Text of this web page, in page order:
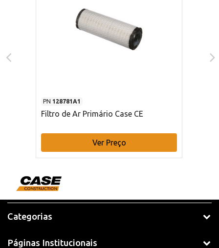
PN 128781A1
Filtro de Ar Primário Case CE
Ver Preço
Categorias
Páginas Institucionais